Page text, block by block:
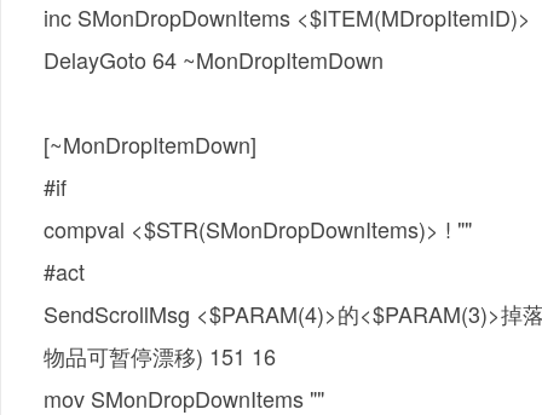
inc SMonDropDownItems <$ITEM(MDropItemID)>
DelayGoto 64 ~MonDropItemDown
[~MonDropItemDown]
#if
compval <$STR(SMonDropDownItems)> ! ""
#act
SendScrollMsg <$PARAM(4)>的<$PARAM(3)>掉
物品可暂停漂移) 151 16
mov SMonDropDownItems ""